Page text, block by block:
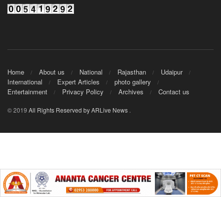
Home About us National Rajasthan
Udaipur
International
Expert Articles
photo gallery
Entertainment
Privacy Policy Archives Contact us
© 2019 All Rights Reserved by ARLive News .